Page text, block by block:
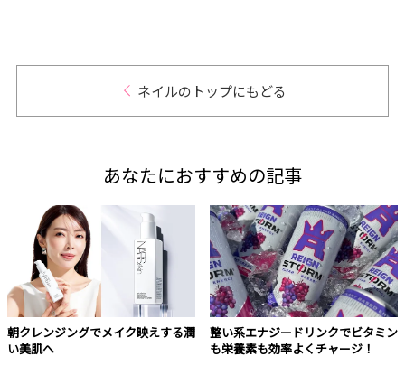
ネイルのトップにもどる
あなたにおすすめの記事
朝クレンジングでメイク映えする潤
い美肌へ
整い系エナジードリンクでビタミン
も栄養素も効率よくチャージ！